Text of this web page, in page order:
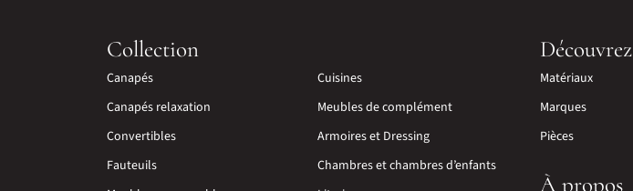
Collection
Canapés
Canapés relaxation
Convertibles
Fauteuils
Cuisines
Meubles de complément
Armoires et Dressing
Chambres et chambres d’enfants
Découvrez
Matériaux
Marques
Pièces
À propos